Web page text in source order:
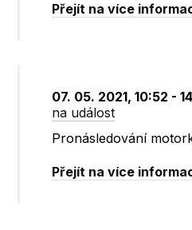
Přejít na více
07. 05. 2021, 10:52 -
na událost
Pronásledování
Přejít na více